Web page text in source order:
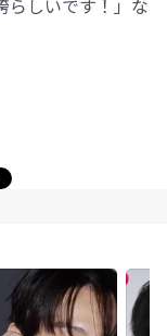
らしいです！」な